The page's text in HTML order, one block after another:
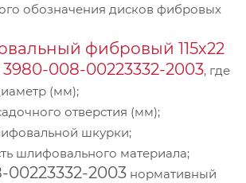
обозначения дисков фибровых
фибровый 115х22
3980-008-00223332-2003, где
(мм);
отверстия (мм);
шкурки;
шлифовального материала;
2003 нормативный